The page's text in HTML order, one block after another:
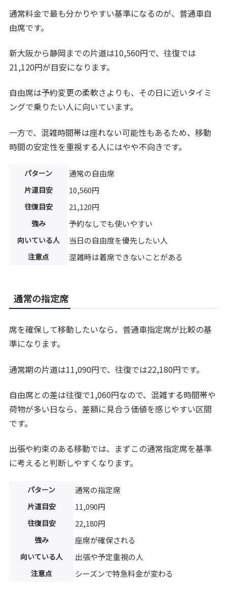
通常料金で最も分かりやすい基準になるのが、普通車自
由席です。
新大阪から静岡までの片道は10,560円で、往復では
21,120円が目安になります。
自由席は予約変更の柔軟さよりも、その日に近いタイミ
ングで乗りたい人に向いています。
一方で、混雑時間帯は座れない可能性もあるため、移動
時間の安定性を重視する人にはやや不向きです。
パターン 通常の自由席
片道目安 10,560円
往復目安 21,120円
強み 予約なしでも使いやすい
向いている人 当日の自由度を優先したい人
注意点 混雑時は着席できないことがある
通常の指定席
席を確保して移動したいなら、普通車指定席が比較の基
準になります。
通常期の片道は11,090円で、往復では22,180円です。
自由席との差は往復で1,060円なので、混雑する時間帯や
荷物が多い日なら、差額に見合う価値を感じやすい区間
です。
出張や約束のある移動では、まずこの通常指定席を基準
に考えると判断しやすくなります。
パターン 通常の指定席
片道目安 11,090円
往復目安 22,180円
強み 座席が確保される
向いている人 出張や予定重視の人
注意点 シーズンで特急料金が変わる